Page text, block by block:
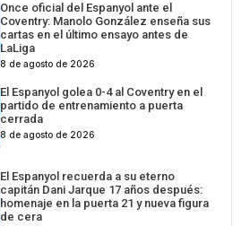
Once oficial del Espanyol ante el
Coventry: Manolo González enseña sus
cartas en el último ensayo antes de
LaLiga
8 de agosto de 2026
El Espanyol golea 0-4 al Coventry en el
partido de entrenamiento a puerta
cerrada
8 de agosto de 2026
El Espanyol recuerda a su eterno
capitán Dani Jarque 17 años después:
homenaje en la puerta 21 y nueva figura
de cera